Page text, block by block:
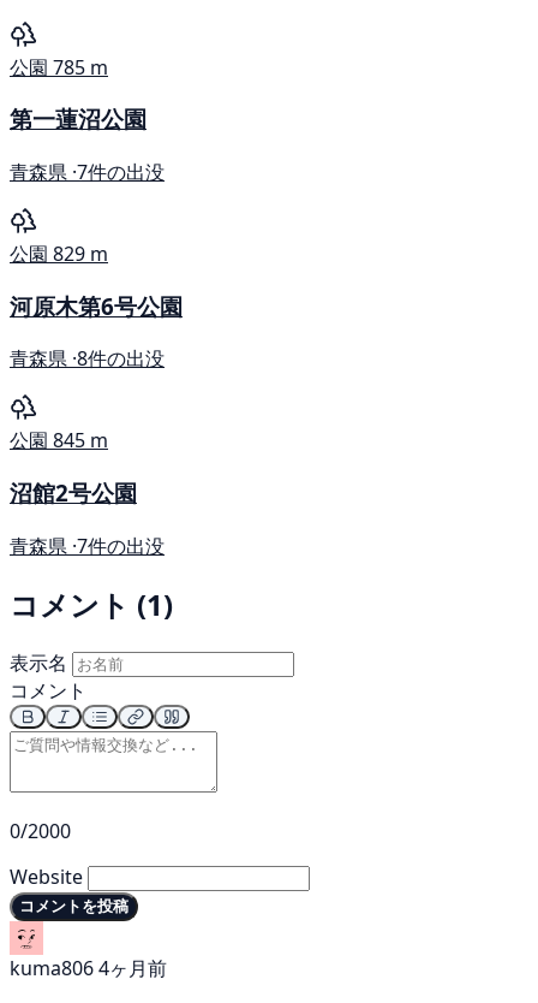
公園 785 m
第一蓮沼公園
青森県 ·7件の出没
公園 829 m
河原木第6号公園
青森県 ·8件の出没
公園 845 m
沼館2号公園
青森県 ·7件の出没
コメント (1)
表示名
コメント
0/2000
Website
コメントを投稿
kuma8064ヶ月前